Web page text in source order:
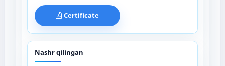
Certificate
Nashr qilingan